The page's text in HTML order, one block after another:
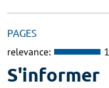
PAGES
relevance:
S'informer